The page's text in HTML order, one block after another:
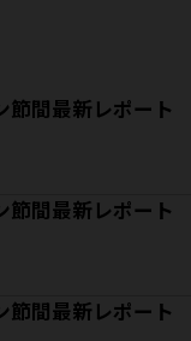
間最新レポート
間最新レポート
間最新レポート